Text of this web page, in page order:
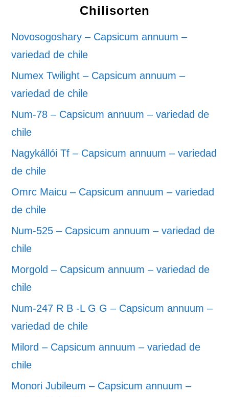
Chilisorten
Novosogoshary – Capsicum annuum –
variedad de chile
Numex Twilight – Capsicum annuum –
variedad de chile
Num-78 – Capsicum annuum – variedad de
chile
Nagykállói Tf – Capsicum annuum – variedad
de chile
Omrc Maicu – Capsicum annuum – variedad
de chile
Num-525 – Capsicum annuum – variedad de
chile
Morgold – Capsicum annuum – variedad de
chile
Num-247 R B -L G G – Capsicum annuum –
variedad de chile
Milord – Capsicum annuum – variedad de
chile
Monori Jubileum – Capsicum annuum –